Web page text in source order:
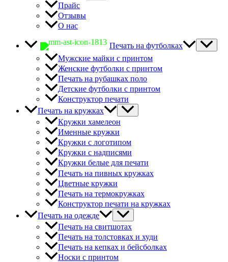
Прайс
Отзывы
О нас
Печать на футболках
Мужские майки с принтом
Женские футболки с принтом
Печать на рубашках поло
Детские футболки с принтом
Конструктор печати
Печать на кружках
Кружки хамелеон
Именные кружки
Кружки с логотипом
Кружки с надписями
Кружки белые для печати
Печать на пивных кружках
Цветные кружки
Печать на термокружках
Конструктор печати на кружках
Печать на одежде
Печать на свитшотах
Печать на толстовках и худи
Печать на кепках и бейсболках
Носки с принтом